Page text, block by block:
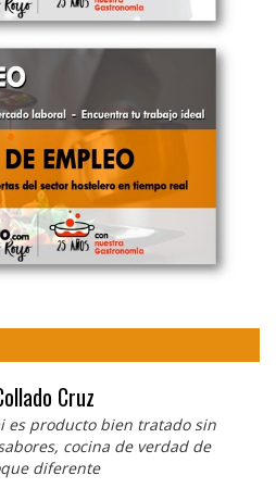
Cruz
es producto bien tratado sin
cocina de verdad de
diferente